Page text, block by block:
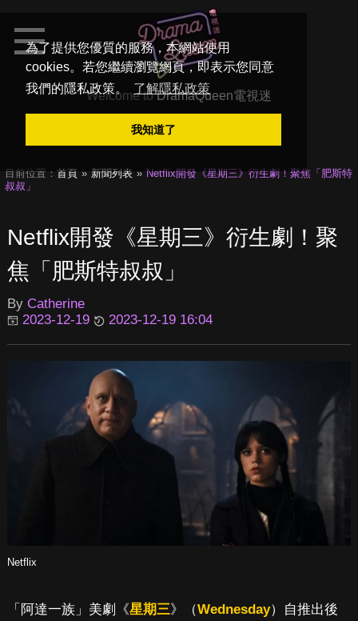
為了提供您優質的服務，本網站使用
cookies。若您繼續瀏覽網頁，即表示您同意
我們的隱私政策。
了解隱私政策
我知道了
Welcome toDramaQueen電視迷
目前位置： 首頁 新聞列表
Netflix開發《星期三》衍生劇！聚焦「肥斯特
叔叔」
Netflix開發《星期三》衍生劇！聚
焦「肥斯特叔叔」
By Catherine
2023-12-19
2023-12-19 16:04
Netflix
「阿達一族」美劇《星期三》（Wednesday）自推出後